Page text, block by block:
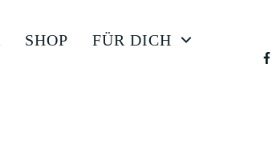
SHOP
FÜR DICH